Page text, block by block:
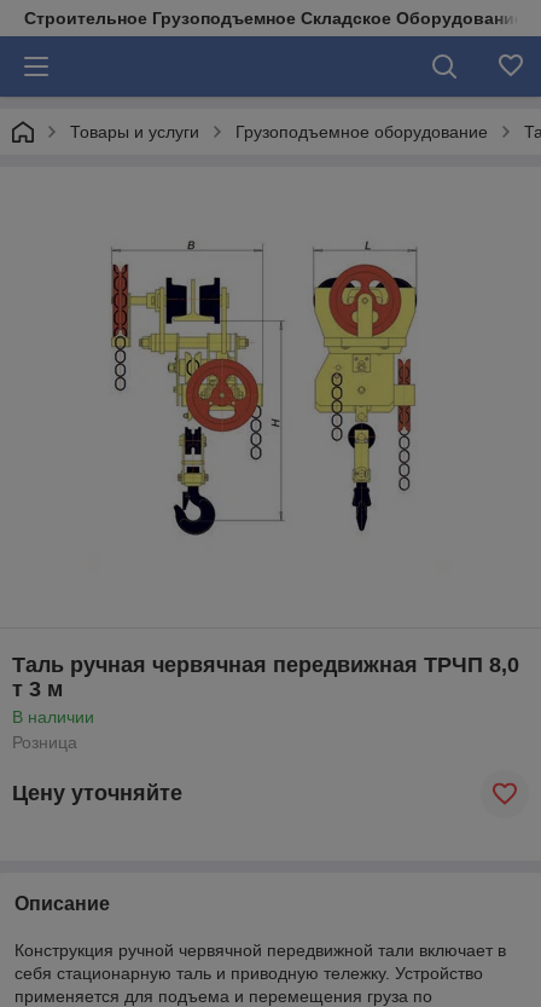
Строительное Грузоподъемное Складское Оборудование
Товары и услуги Грузоподъемное оборудование
Таль ручная червячная передвижная ТРЧП 8,0
т 3 м
В наличии
Розница
Цену уточняйте
Описание
Конструкция ручной червячной передвижной тали включает в
себя стационарную таль и приводную тележку. Устройство
применяется для подъема и перемещения груза по